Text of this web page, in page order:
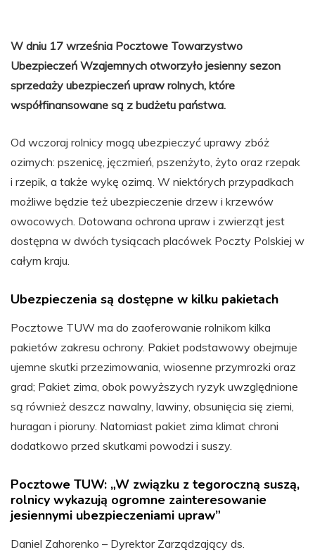
W dniu 17 września Pocztowe Towarzystwo
Ubezpieczeń Wzajemnych otworzyło jesienny sezon
sprzedaży ubezpieczeń upraw rolnych, które
współfinansowane są z budżetu państwa.
Od wczoraj rolnicy mogą ubezpieczyć uprawy zbóż
ozimych: pszenicę, jęczmień, pszenżyto, żyto oraz rzepak
i rzepik, a także wykę ozimą. W niektórych przypadkach
możliwe będzie też ubezpieczenie drzew i krzewów
owocowych. Dotowana ochrona upraw i zwierząt jest
dostępna w dwóch tysiącach placówek Poczty Polskiej w
całym kraju.
Ubezpieczenia są dostępne w kilku pakietach
Pocztowe TUW ma do zaoferowanie rolnikom kilka
pakietów zakresu ochrony. Pakiet podstawowy obejmuje
ujemne skutki przezimowania, wiosenne przymrozki oraz
grad; Pakiet zima, obok powyższych ryzyk uwzględnione
są również deszcz nawalny, lawiny, obsunięcia się ziemi,
huragan i pioruny. Natomiast pakiet zima klimat chroni
dodatkowo przed skutkami powodzi i suszy.
Pocztowe TUW: „W związku z tegoroczną suszą,
rolnicy wykazują ogromne zainteresowanie
jesiennymi ubezpieczeniami upraw”
Daniel Zahorenko – Dyrektor Zarządzający ds.